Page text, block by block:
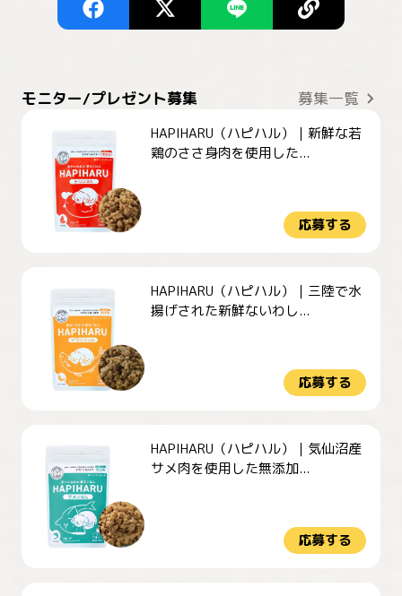
モニター/プレゼント募集 募集一覧
HAPIHARU（ハピハル）｜新鮮な若
鶏のささ身肉を使用した...
応募する
HAPIHARU（ハピハル）｜三陸で水
揚げされた新鮮ないわし...
応募する
HAPIHARU（ハピハル）｜気仙沼産
サメ肉を使用した無添加...
応募する